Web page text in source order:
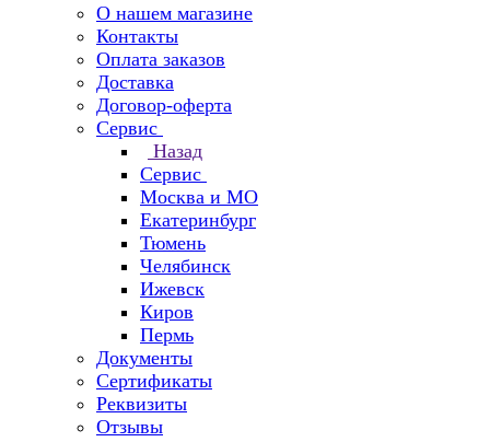
О нашем магазине
Контакты
Оплата заказов
Доставка
Договор-оферта
Сервис
Назад
Сервис
Москва и МО
Екатеринбург
Тюмень
Челябинск
Ижевск
Киров
Пермь
Документы
Сертификаты
Реквизиты
Отзывы